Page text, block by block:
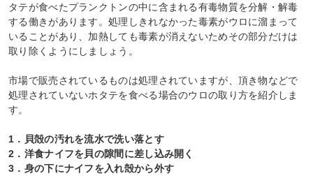
タテが食べたプランクトンの中に含まれる有毒物質を分解・解毒
する働きがあります。処理しきれなかった毒素がウロに溜まって
いることがあり、加熱しても毒素が消えないためその部分だけは
取り除くようにしましょう。
市場で販売されているものは処理されていますが、頂き物などで
処理されていないホタテを食べる場合のウロの取り方を紹介しま
す。
1．貝殻の汚れを流水で洗い落とす
2．洋食ナイフを貝の隙間に差し込み開く
3．身の下にナイフを入れ殻から外す